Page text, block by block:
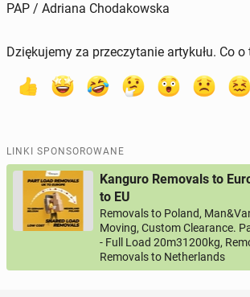
PAP / Adriana Chodakowska
Dziękujemy za przeczytanie artykułu. Co
LINKI SPONSOROWANE
Kanguro Removals to
to EU
Removals to Poland,
Moving, Custom Clearance.
- Full Load 20m31200kg,
Removals to Netherlands